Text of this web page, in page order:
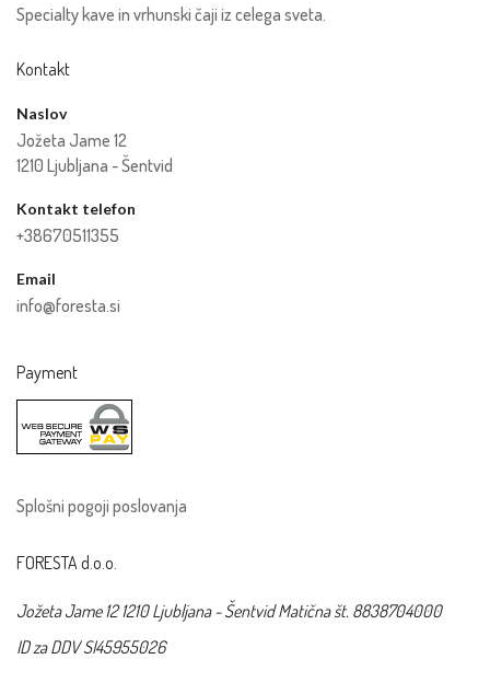
Specialty kave in vrhunski čaji iz celega sveta.
Kontakt
Naslov
Jožeta Jame 12
1210 Ljubljana - Šentvid
Kontakt telefon
+38670511355
Email
info@foresta.si
Payment
Splošni pogoji poslovanja
FORESTA d.o.o.
Jožeta Jame 12 1210 Ljubljana - Šentvid Matična št. 8838704000
ID za DDV SI45955026